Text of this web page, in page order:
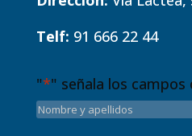
Telf: 91 666 22 44
"*" señala los